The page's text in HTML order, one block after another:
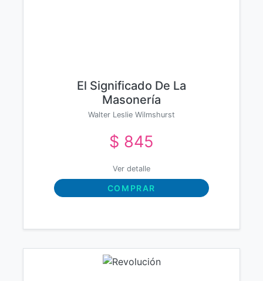
El Significado De La
Masonería
Walter Leslie Wilmshurst
$ 845
Ver detalle
COMPRAR